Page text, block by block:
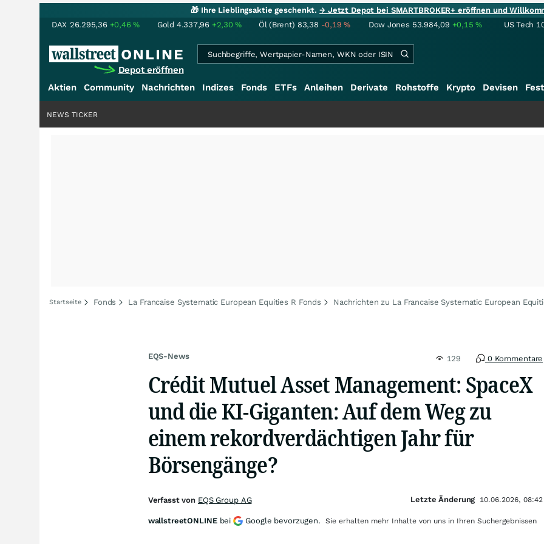
🎁 Ihre Lieblingsaktie geschenkt.→ Jetzt Depot bei SMARTBROKER+ eröffnen und
DAX 26.295,36 +0,46% Gold 4.337,96 +2,30% Öl (Brent) 83,38 -0,19% Dow Jones 53.984,09 +0,15% US Tech
Depot eröffnen
Aktien Community Nachrichten Indizes Fonds ETFs Anleihen Derivate Rohstoffe Krypto Devisen
NEWS TICKER
Startseite Fonds La Francaise Systematic European Equities R Fonds Nachrichten zu La Francaise Systematic European
EQS-News 129 0 Kommentare
Crédit Mutuel Asset Management: SpaceX
und die KI-Giganten: Auf dem Weg zu
einem rekordverdächtigen Jahr für
Börsengänge?
Verfasst von EQS Group AG Letzte Änderung 10.06.2026, 08:42
wallstreetONLINE bei Google bevorzugen. Sie erhalten mehr Inhalte von uns in Ihren Suchergebnissen